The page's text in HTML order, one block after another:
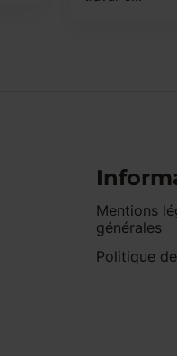
Mentions
générales
Politique